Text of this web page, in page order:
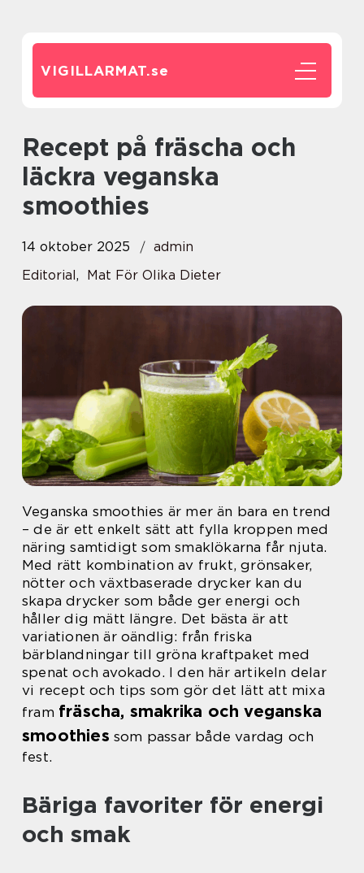
VIGILLARMAT.se
Recept på fräscha och
läckra veganska
smoothies
14 oktober 2025
admin
Editorial, Mat För Olika Dieter
Veganska smoothies är mer än bara en trend
– de är ett enkelt sätt att fylla kroppen med
näring samtidigt som smaklökarna får njuta.
Med rätt kombination av frukt, grönsaker,
nötter och växtbaserade drycker kan du
skapa drycker som både ger energi och
håller dig mätt längre. Det bästa är att
variationen är oändlig: från friska
bärblandningar till gröna kraftpaket med
spenat och avokado. I den här artikeln delar
vi recept och tips som gör det lätt att mixa
fram fräscha, smakrika och veganska
smoothies som passar både vardag och
fest.
Bäriga favoriter för energi
och smak